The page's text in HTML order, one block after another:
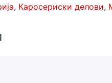
, Каросериски делови,